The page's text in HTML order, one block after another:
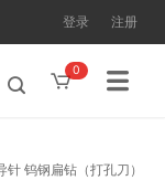
登录 注册
0
钨钢扁钻（打孔刀）